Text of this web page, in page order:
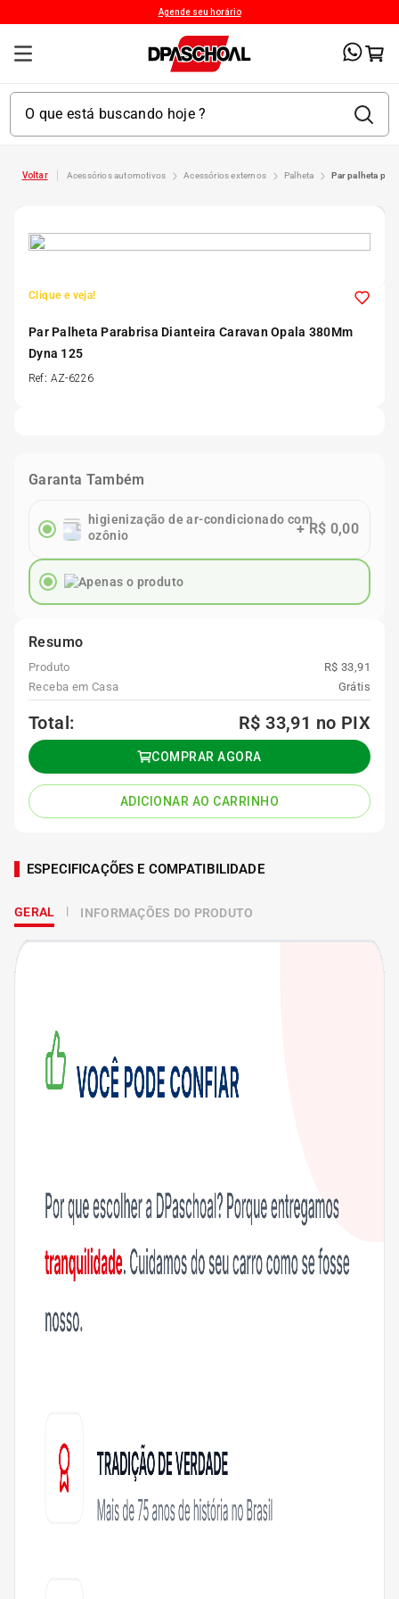
Agende seu horário
acessórios automotivos acessórios externos palheta par palheta
Clique e veja!
Par Palheta Parabrisa Dianteira Caravan Opala 380Mm
Dyna 125
Ref: AZ-6226
Garanta Também
higienização de ar-condicionado com
ozônio
+R$ 0,00
Apenas o produto
Resumo
Produto
R$ 33,91
Receba em Casa
Grátis
Total: R$ 33,91 no PIX
COMPRAR AGORA
ADICIONAR AO CARRINHO
ESPECIFICAÇÕES E COMPATIBILIDADE
GERAL INFORMAÇÕES DO PRODUTO
4º 175 65r14
6º 175 70r14
7º 185 65r15
8º 185 60r15
9º
10º Pneu